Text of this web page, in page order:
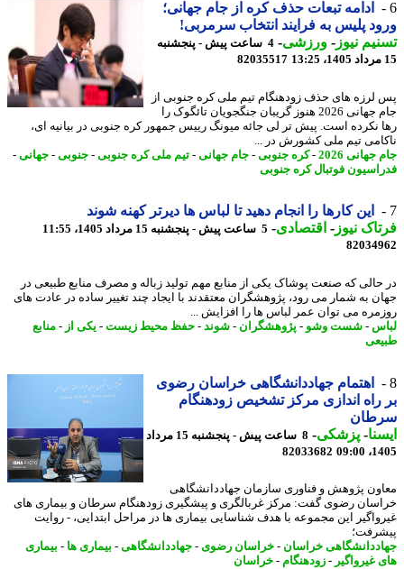
ادامه تبعات حذف کره از جام جهانی؛
پلیس به فرایند انتخاب سرمربی!
نیوز-ورزشی-
4 ساعت پیش - پنجشنبه
82035517
های حذف زودهنگام تیم ملی کره جنوبی از
جام جهانی 2026 هنوز گریبان جنگجویان تائگوک را
نکرده است. پیش تر لی جائه میونگ رییس جمهور کره جنوبی در بیانیه ای،
تیم ملی کشورش در ...
2026
-کره جنوبی-جام جهانی-تیم ملی کره جنوبی-جنوبی-جهانی-
فوتبال کره جنوبی
این کارها را انجام دهید تا لباس ها دیرتر کهنه شوند
نیوز-اقتصادی-5 ساعت پیش - پنجشنبه 15 مرداد 1405، 11:55
که صنعت پوشاک یکی از منابع مهم تولید زباله و مصرف منابع طبیعی در
به شمار می رود، پژوهشگران معتقدند با ایجاد چند تغییر ساده در عادت های
می توان عمر لباس ها را افزایش ...
-شست وشو -پژوهشگران- شوند-حفظ محیط زیست-یکی از-منابع
اهتمام جهاددانشگاهی خراسان رضوی
راه اندازی مرکز تشخیص زودهنگام
-پزشکی-
8 ساعت پیش - پنجشنبه 15 مرداد
82033682
پژوهش و فناوری سازمان جهاددانشگاهی
رضوی گفت: مرکز غربالگری و پیشگیری زودهنگام سرطان و بیماری های
این مجموعه با هدف شناسایی بیماری ها در مراحل ابتدایی، - روایت
خراسان-خراسان رضوی-جهاددانشگاهی-بیماری ها - بیماری
غیرواگیر-زودهنگام-خراسان